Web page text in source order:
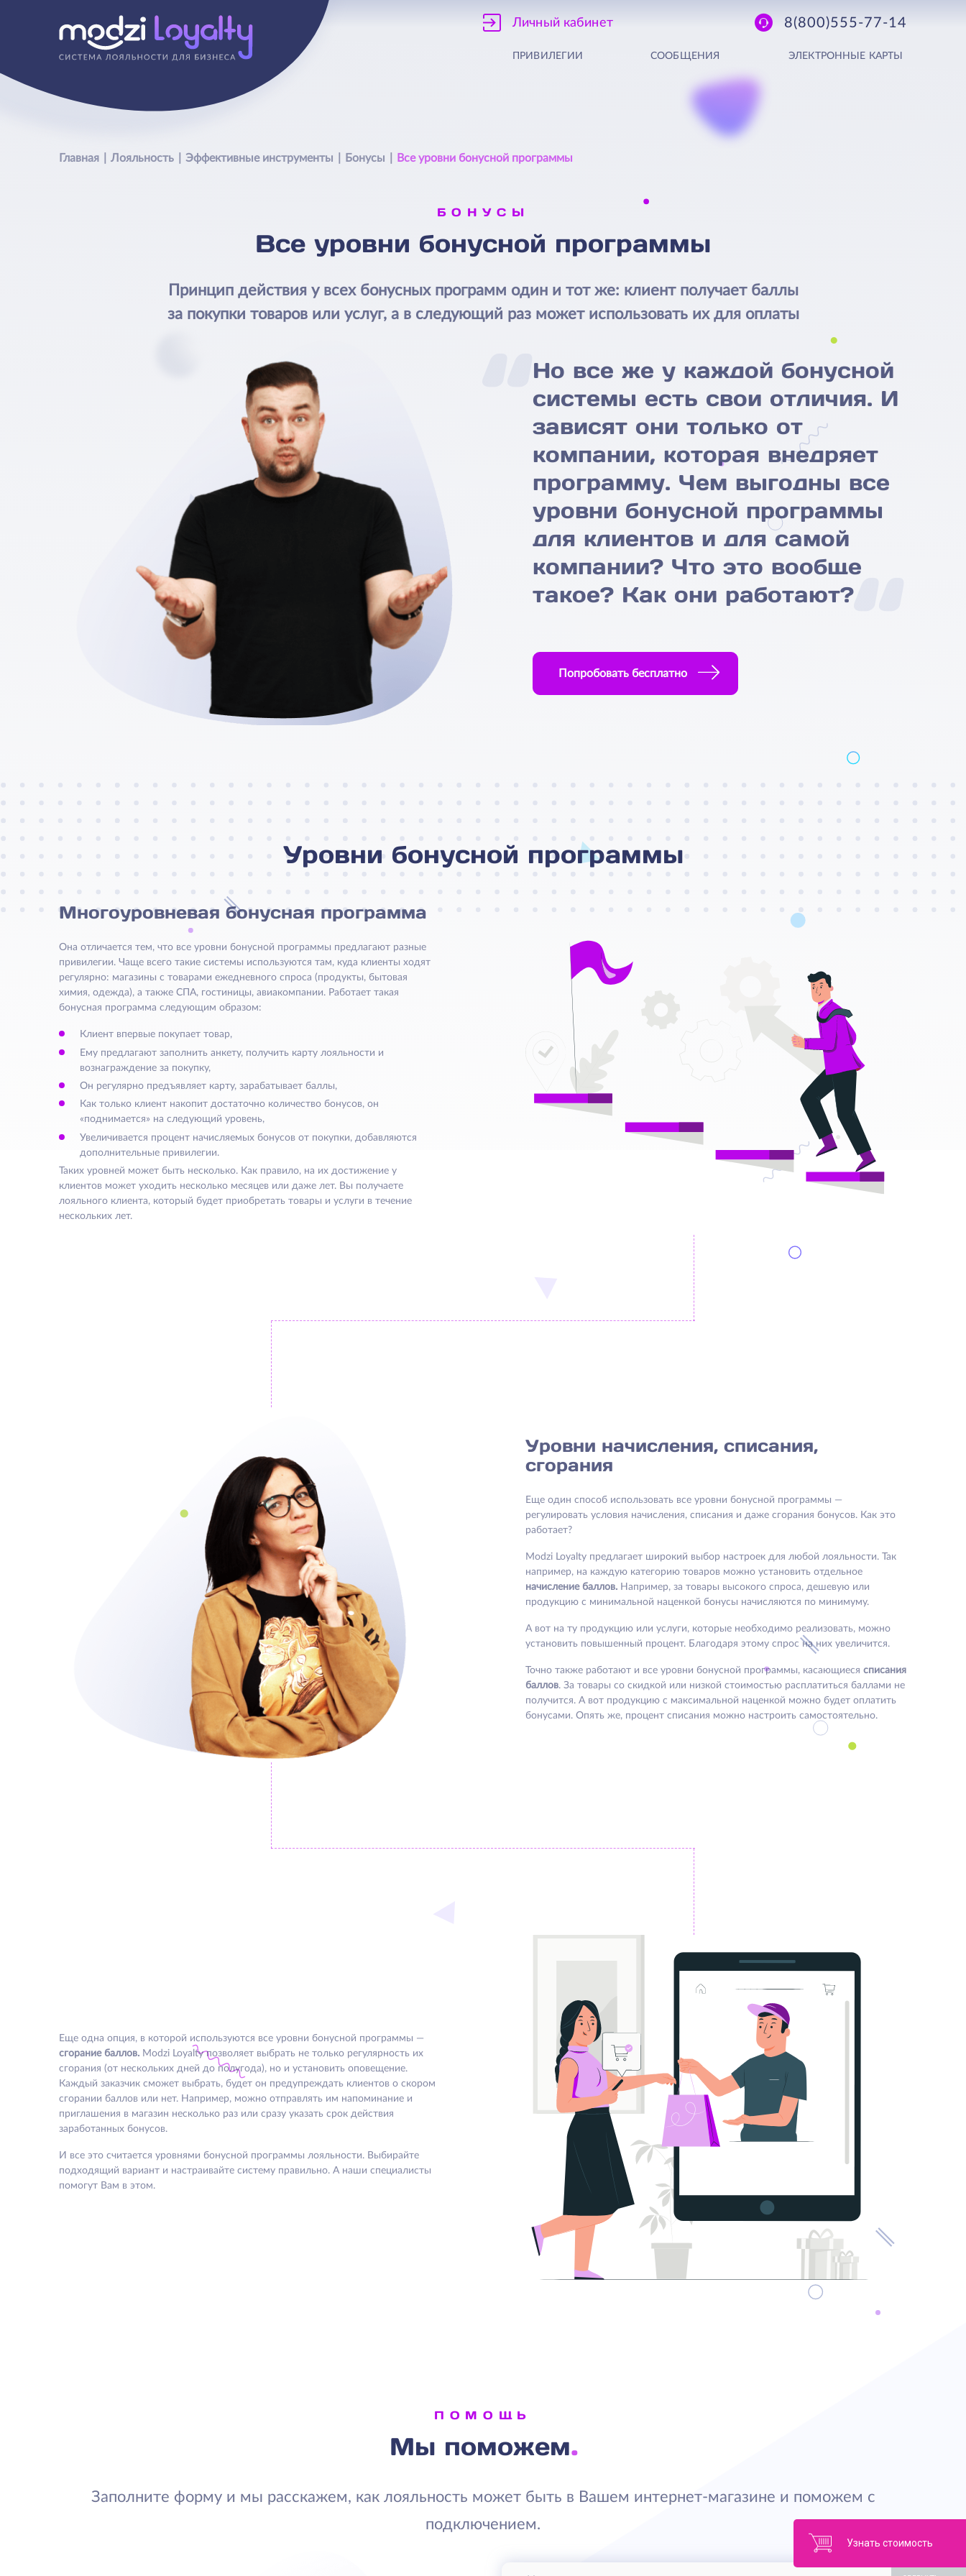
Личный кабинет 8(800)555-77-14
ПРИВИЛЕГИИ СООБЩЕНИЯ ЭЛЕКТРОННЫЕ КАРТЫ
Главная Лояльность Эффективные инструменты Бонусы Все уровни бонусной программы
БОНУСЫ
Все уровни бонусной программы
Принцип действия у всех бонусных программ один и тот же: клиент получает баллы
за покупки товаров или услуг, а в следующий раз может использовать их для оплаты
Но все же у каждой бонусной
системы есть свои отличия. И
зависят они только от
компании, которая внедряет
программу. Чем выгодны все
уровни бонусной программы
для клиентов и для самой
компании? Что это вообще
такое? Как они работают?
Попробовать бесплатно
Уровни бонусной программы
Многоуровневая бонусная программа
Она отличается тем, что все уровни бонусной программы предлагают разные
привилегии. Чаще всего такие системы используются там, куда клиенты ходят
регулярно: магазины с товарами ежедневного спроса (продукты, бытовая
химия, одежда), а также СПА, гостиницы, авиакомпании. Работает такая
бонусная программа следующим образом:
Клиент впервые покупает товар,
Ему предлагают заполнить анкету, получить карту лояльности и
вознаграждение за покупку,
Он регулярно предъявляет карту, зарабатывает баллы,
Как только клиент накопит достаточно количество бонусов, он
«поднимается» на следующий уровень,
Увеличивается процент начисляемых бонусов от покупки, добавляются
дополнительные привилегии.
Таких уровней может быть несколько. Как правило, на их достижение у
клиентов может уходить несколько месяцев или даже лет. Вы получаете
лояльного клиента, который будет приобретать товары и услуги в течение
нескольких лет.
Уровни начисления, списания,
сгорания
Еще один способ использовать все уровни бонусной программы —
регулировать условия начисления, списания и даже сгорания бонусов. Как это
работает?
Modzi Loyalty предлагает широкий выбор настроек для любой лояльности. Так
например, на каждую категорию товаров можно установить отдельное
начисление баллов. Например, за товары высокого спроса, дешевую или
продукцию с минимальной наценкой бонусы начисляются по минимуму.
А вот на ту продукцию или услуги, которые необходимо реализовать, можно
установить повышенный процент. Благодаря этому спрос на них увеличится.
Точно также работают и все уровни бонусной программы, касающиеся списания
баллов. За товары со скидкой или низкой стоимостью расплатиться баллами не
получится. А вот продукцию с максимальной наценкой можно будет оплатить
бонусами. Опять же, процент списания можно настроить самостоятельно.
Еще одна опция, в которой используются все уровни бонусной программы —
сгорание баллов. Modzi Loyalty позволяет выбрать не только регулярность их
сгорания (от нескольких дней до полугода), но и установить оповещение.
Каждый заказчик сможет выбрать, будет он предупреждать клиентов о скором
сгорании баллов или нет. Например, можно отправлять им напоминание и
приглашения в магазин несколько раз или сразу указать срок действия
заработанных бонусов.
И все это считается уровнями бонусной программы лояльности. Выбирайте
подходящий вариант и настраивайте систему правильно. А наши специалисты
помогут Вам в этом.
ПОМОЩЬ
Мы поможем
Заполните форму и мы расскажем, как лояльность может быть в Вашем интернет-магазине и поможем с
подключением.
Узнать стоимость